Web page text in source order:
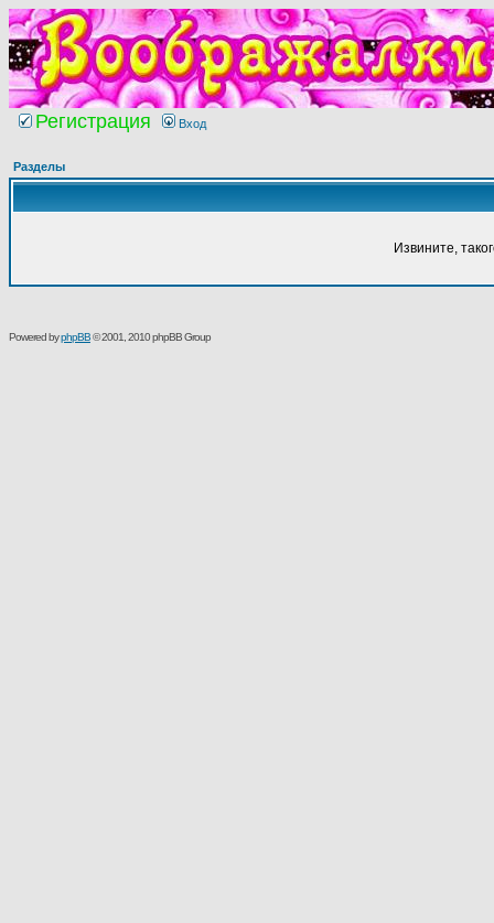
Регистрация Вход
Разделы
Извините,
Powered byphpBB© 2001, 2010 phpBB Group